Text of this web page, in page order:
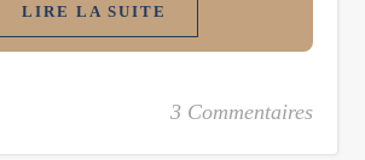
LIRE LA SUITE
3 Commentaires